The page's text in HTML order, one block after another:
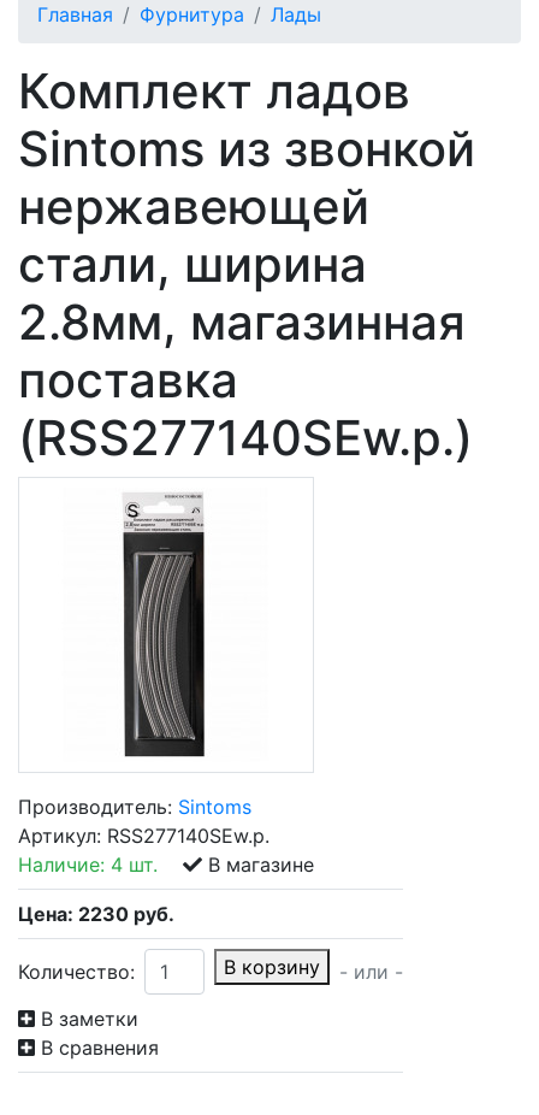
Главная Фурнитура Лады
Комплект ладов
Sintoms из звонкой
нержавеющей
стали, ширина
2.8мм, магазинная
поставка
(RSS277140SEw.p.)
Производитель: Sintoms
Артикул: RSS277140SEw.p.
Наличие: 4 шт. В магазине
Цена: 2230 руб.
Количество: В корзину
- или -
В заметки
В сравнения